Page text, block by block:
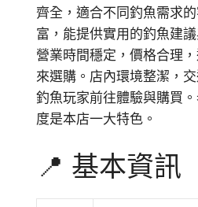
齊全，適合不同釣魚需求
富，能提供實用的釣魚建議
營業時間穩定，價格合理
來選購。店內環境整潔，
釣魚玩家前往體驗與購買
度是本店一大特色。
📍 基本資訊